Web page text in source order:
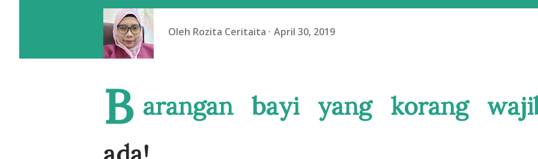
Oleh Rozita Ceritaita April 30, 2019
B arangan bayi yang korang